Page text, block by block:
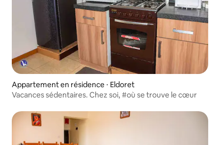
Appartement en résidence ⋅ Eldoret
Vacances sédentaires. Chez soi, #où se trouve le cœur